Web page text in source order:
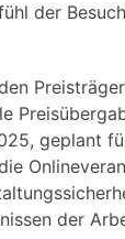
der
geplant
der